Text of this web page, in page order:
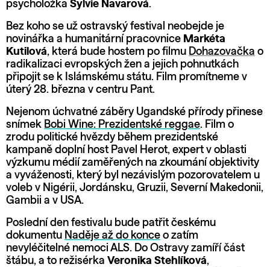
psycholožka Sylvie Navarová.
Bez koho se už ostravský festival neobejde je
novinářka a humanitární pracovnice Markéta
Kutilová, která bude hostem po filmu Dohazovačka o
radikalizaci evropských žen a jejich pohnutkách
připojit se k Islámskému státu. Film promítneme v
úterý 28. března v centru Pant.
Nejenom úchvatné záběry Ugandské přírody přinese
snímek Bobi Wine: Prezidentské reggae. Film o
zrodu politické hvězdy během prezidentské
kampaně doplní host Pavel Herot, expert v oblasti
výzkumu médií zaměřených na zkoumání objektivity
a vyváženosti, který byl nezávislým pozorovatelem u
voleb v Nigérii, Jordánsku, Gruzii, Severní Makedonii,
Gambii a v USA.
Poslední den festivalu bude patřit českému
dokumentu Naděje až do konce o zatím
nevyléčitelné nemoci ALS. Do Ostravy zamíří část
štábu, a to režisérka Veronika Stehlíková,